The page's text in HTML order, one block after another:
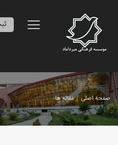
صفحه اصلی مقاله ها